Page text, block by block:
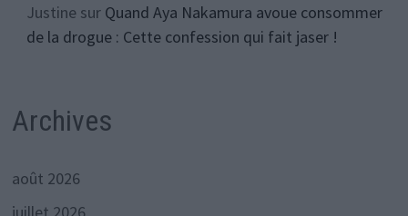
Justinesur Quand Aya Nakamura avoue consommer
de la drogue : Cette confession qui fait jaser !
Archives
août 2026